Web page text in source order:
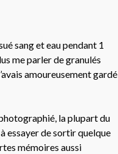
sang et eau pendant 1
me parler de granulés
amoureusement gardé
la plupart du
essayer de sortir quelque
mémoires aussi